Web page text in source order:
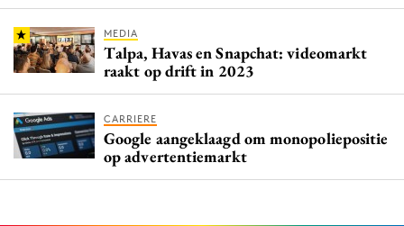
MEDIA
Talpa, Havas en Snapchat: videomarkt
raakt op drift in 2023
CARRIERE
Google aangeklaagd om monopoliepositie
op advertentiemarkt